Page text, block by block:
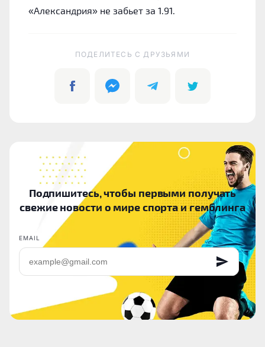
«Александрия» не забьет за 1.91.
ПОДЕЛИТЕСЬ C ДРУЗЬЯМИ
Подпишитесь, чтобы первыми получать
свежие новости о мире спорта и гемблинга
EMAIL